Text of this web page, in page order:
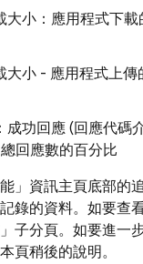
大小：應用程式下
大小 - 應用程式上傳
成功回應 (回應代碼
回應數的百分比
」資訊主頁底部的
錄的資料。如要查
子分頁。如要進一
頁稍後的說明。